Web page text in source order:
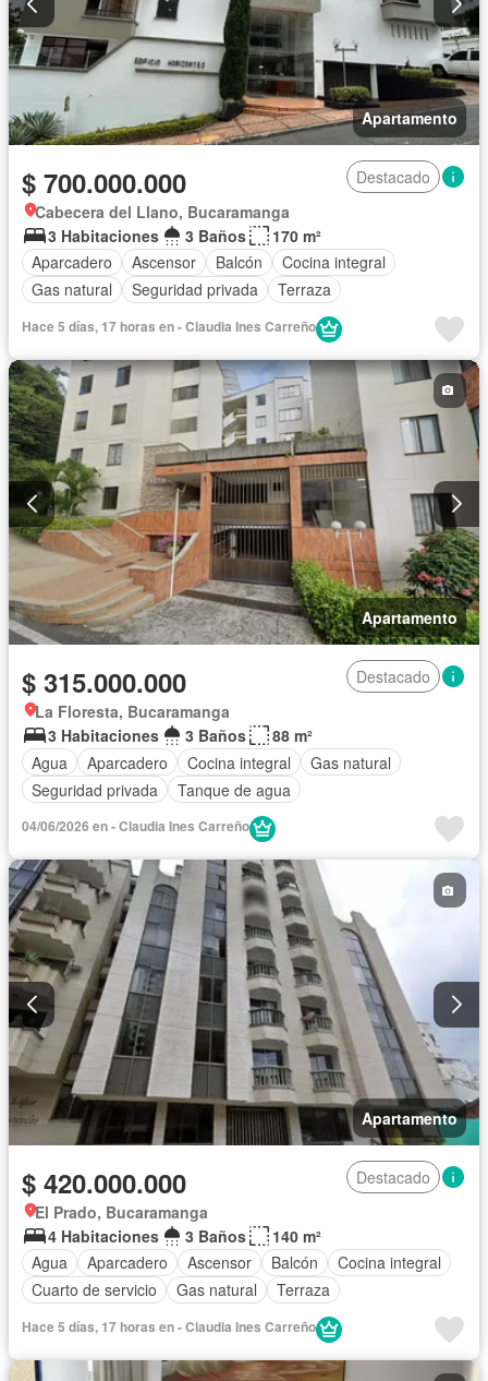
Apartamento
$ 700.000.000
Destacado
Cabecera del Llano, Bucaramanga
3 Habitaciones
3 Baños
170 m²
Aparcadero
Ascensor Balcón
Cocina integral
Gas natural
Seguridad privada Terraza
Hace 5 días, 17 horas en - Claudia Ines Carreño
Apartamento
$ 315.000.000
Destacado
La Floresta, Bucaramanga
3 Habitaciones
3 Baños
88 m²
Agua
Aparcadero Cocina integral
Gas natural
Seguridad privada
Tanque de agua
04/06/2026 en - Claudia Ines Carreño
Apartamento
$ 420.000.000
Destacado
El Prado, Bucaramanga
4 Habitaciones
3 Baños
140 m²
Agua
Aparcadero Ascensor Balcón
Cocina integral
Cuarto de servicio
Gas natural Terraza
Hace 5 días, 17 horas en - Claudia Ines Carreño